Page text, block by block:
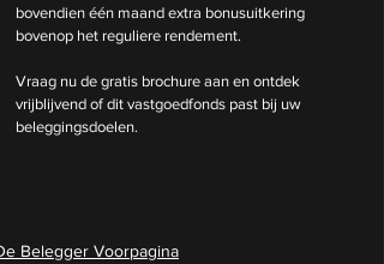
bovendien één maand extra bonusuitkering
bovenop het reguliere rendement.
Vraag nu de gratis brochure aan en ontdek
vrijblijvend of dit vastgoedfonds past bij uw
beleggingsdoelen.
Belegger Voorpagina